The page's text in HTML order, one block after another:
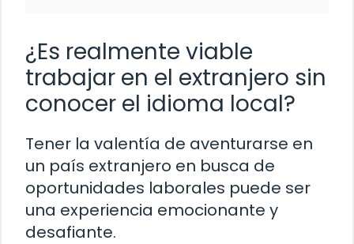
¿Es realmente viable
trabajar en el extranjero sin
conocer el idioma local?
Tener la valentía de aventurarse en
un país extranjero en busca de
oportunidades laborales puede ser
una experiencia emocionante y
desafiante.